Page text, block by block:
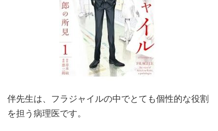
伴先生は、フラジャイルの中でとても個性的な役割
を担う病理医です。